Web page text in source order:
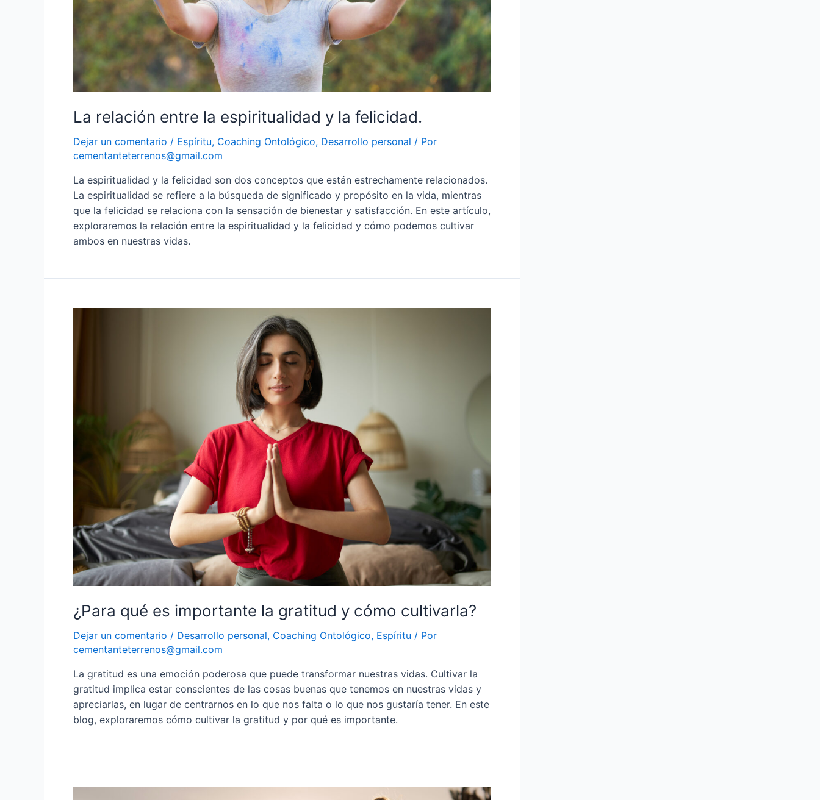
La relación entre la espiritualidad y la felicidad.
Dejar un comentario / Espíritu, Coaching Ontológico, Desarrollo personal / Por
cementanteterrenos@gmail.com
La espiritualidad y la felicidad son dos conceptos que están estrechamente relacionados.
La espiritualidad se refiere a la búsqueda de significado y propósito en la vida, mientras
que la felicidad se relaciona con la sensación de bienestar y satisfacción. En este artículo,
exploraremos la relación entre la espiritualidad y la felicidad y cómo podemos cultivar
ambos en nuestras vidas.
¿Para qué es importante la gratitud y cómo cultivarla?
Dejar un comentario / Desarrollo personal, Coaching Ontológico, Espíritu / Por
cementanteterrenos@gmail.com
La gratitud es una emoción poderosa que puede transformar nuestras vidas. Cultivar la
gratitud implica estar conscientes de las cosas buenas que tenemos en nuestras vidas y
apreciarlas, en lugar de centrarnos en lo que nos falta o lo que nos gustaría tener. En este
blog, exploraremos cómo cultivar la gratitud y por qué es importante.